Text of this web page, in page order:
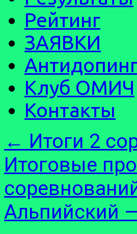
Рейтинг
ЗАЯВКИ
Клуб ОМИЧ
Контакты
← Итоги 2
Итоговые
Альпийский